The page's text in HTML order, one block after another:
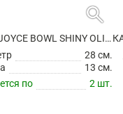
search
КАШПО JOYCE BOWL SHINY OLIVE
28 см.
13 см.
по
2 шт.